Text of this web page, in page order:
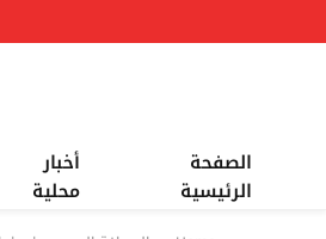
الصفحة
الرئيسية
أخبار
محلية